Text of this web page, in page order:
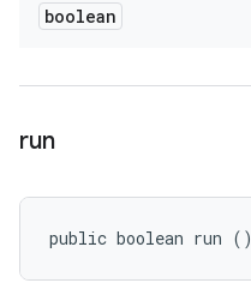
boolean
run
public boolean run ()